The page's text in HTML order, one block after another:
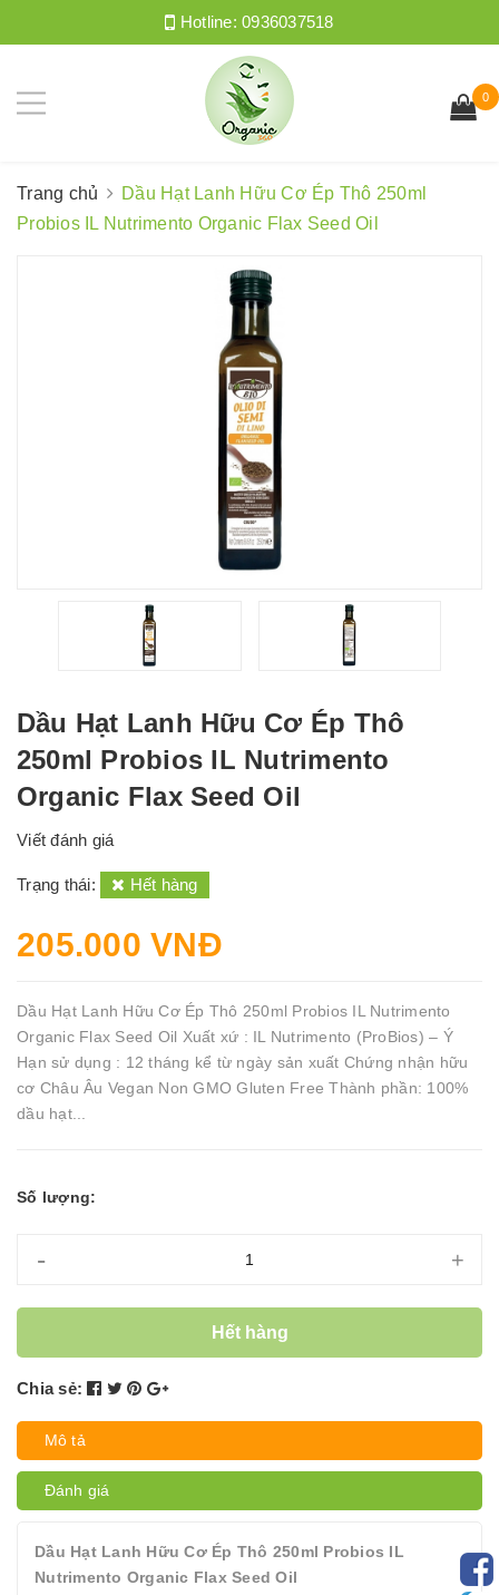
Hotline:0936037518
0
Trang chủ
Dầu Hạt Lanh Hữu Cơ Ép Thô 250ml
Probios IL Nutrimento Organic Flax Seed Oil
Dầu Hạt Lanh Hữu Cơ Ép Thô
250ml Probios IL Nutrimento
Organic Flax Seed Oil
Viết đánh giá
Trạng thái: Hết hàng
205.000 VNĐ
Dầu Hạt Lanh Hữu Cơ Ép Thô 250ml Probios IL Nutrimento
Organic Flax Seed Oil Xuất xứ : IL Nutrimento (ProBios) – Ý
Hạn sử dụng : 12 tháng kể từ ngày sản xuất Chứng nhận hữu
cơ Châu Âu Vegan Non GMO Gluten Free Thành phần: 100%
dầu hạt...
Số lượng:
- +
Hết hàng
Chia sẻ:
Mô tả
Đánh giá
Dầu Hạt Lanh Hữu Cơ Ép Thô 250ml Probios IL
Nutrimento Organic Flax Seed Oil